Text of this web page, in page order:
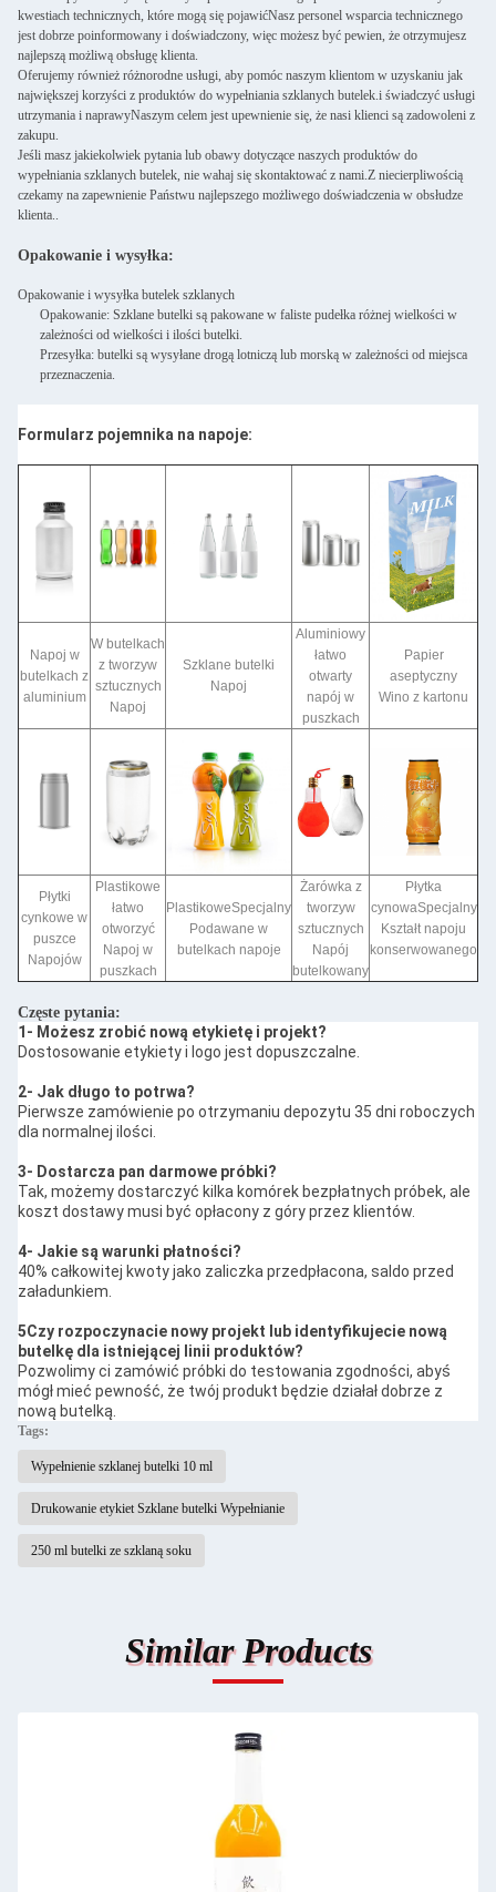
kwestiach technicznych, które mogą się pojawićNasz personel wsparcia technicznego
jest dobrze poinformowany i doświadczony, więc możesz być pewien, że otrzymujesz
najlepszą możliwą obsługę klienta.
Oferujemy również różnorodne usługi, aby pomóc naszym klientom w uzyskaniu jak
największej korzyści z produktów do wypełniania szklanych butelek.i świadczyć usługi
utrzymania i naprawyNaszym celem jest upewnienie się, że nasi klienci są zadowoleni z
zakupu.
Jeśli masz jakiekolwiek pytania lub obawy dotyczące naszych produktów do
wypełniania szklanych butelek, nie wahaj się skontaktować z nami.Z niecierpliwością
czekamy na zapewnienie Państwu najlepszego możliwego doświadczenia w obsłudze
klienta..
Opakowanie i wysyłka:
Opakowanie i wysyłka butelek szklanych
Opakowanie: Szklane butelki są pakowane w faliste pudełka różnej wielkości w
zależności od wielkości i ilości butelki.
Przesyłka: butelki są wysyłane drogą lotniczą lub morską w zależności od miejsca
przeznaczenia.
Formularz pojemnika na napoje:
Napoj w
butelkach z
aluminium
W butelkach
z tworzyw
sztucznych
Napoj
Szklane butelki
Napoj
Aluminiowy
łatwo
otwarty
napój w
puszkach
Papier
aseptyczny
Wino z kartonu
Płytki
cynkowe w
puszce
Napojów
Plastikowe
łatwo
otworzyć
Napoj w
puszkach
PlastikoweSpecjalny
Podawane w
butelkach napoje
Żarówka z
tworzyw
sztucznych
Napój
butelkowany
Płytka
cynowaSpecjalny
Kształt napoju
konserwowanego
Częste pytania:
1- Możesz zrobić nową etykietę i projekt?
Dostosowanie etykiety i logo jest dopuszczalne.
2- Jak długo to potrwa?
Pierwsze zamówienie po otrzymaniu depozytu 35 dni roboczych
dla normalnej ilości.
3- Dostarcza pan darmowe próbki?
Tak, możemy dostarczyć kilka komórek bezpłatnych próbek, ale
koszt dostawy musi być opłacony z góry przez klientów.
4- Jakie są warunki płatności?
40% całkowitej kwoty jako zaliczka przedpłacona, saldo przed
załadunkiem.
5Czy rozpoczynacie nowy projekt lub identyfikujecie nową
butelkę dla istniejącej linii produktów?
Pozwolimy ci zamówić próbki do testowania zgodności, abyś
mógł mieć pewność, że twój produkt będzie działał dobrze z
nową butelką.
Tags:
Wypełnienie szklanej butelki 10 ml
Drukowanie etykiet Szklane butelki Wypełnianie
250 ml butelki ze szklaną soku
Similar Products